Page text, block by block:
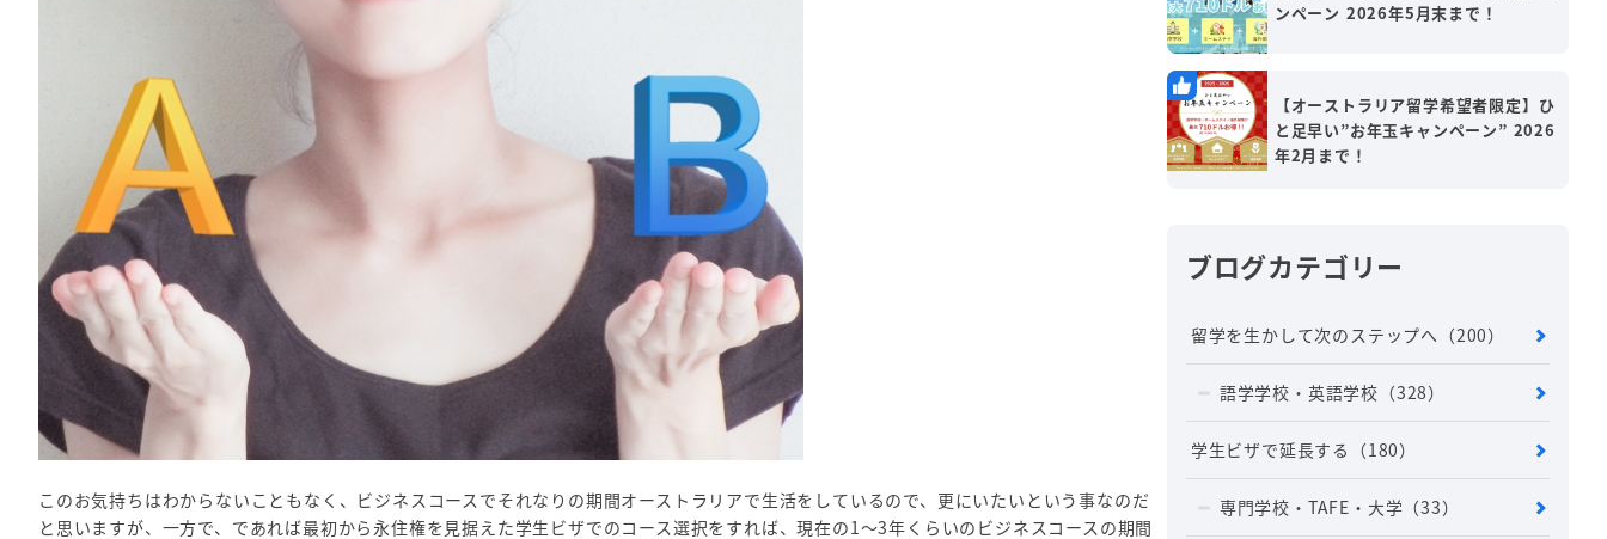
このお気持ちはわからないこともなく、ビジネスコースでそれなりの期間オーストラリアで生活をしているので、更にいたいという事なのだ
と思いますが、一方で、であれば最初から永住権を見据えた学生ビザでのコース選択をすれば、現在の1～3年くらいのビジネスコースの期間
ンペーン 2026年5月末まで！
【オーストラリア留学希望者限定】ひ
と足早い”お年玉キャンペーン” 2026
年2月まで！
ブログカテゴリー
留学を生かして次のステップへ （200）
語学学校・英語学校 （328）
学生ビザで延長する （180）
専門学校・TAFE・大学 （33）